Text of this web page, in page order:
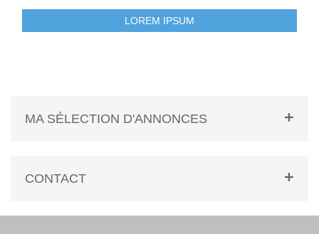
LOREM IPSUM
MA SÉLECTION D'ANNONCES
CONTACT